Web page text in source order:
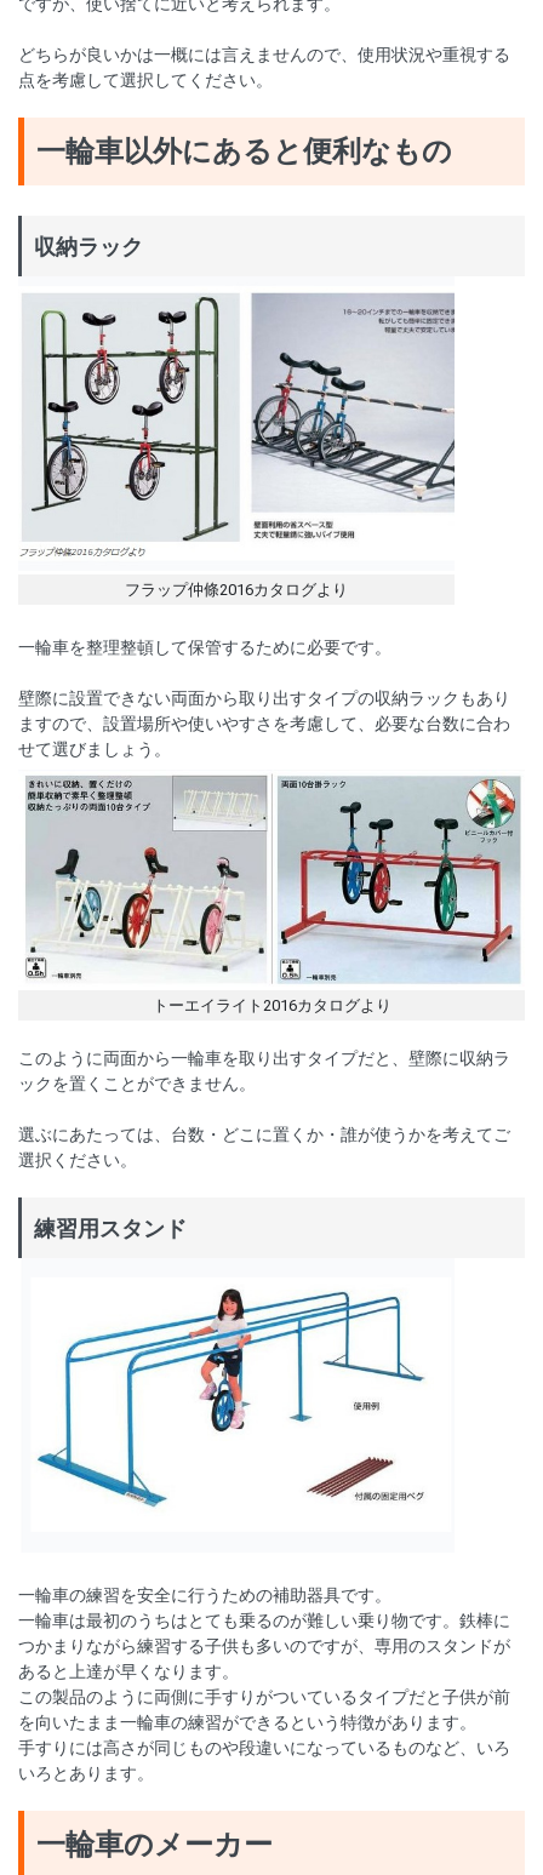
どちらが良いかは一概には言えませんので、使用状況や重視する
点を考慮して選択してください。
一輪車以外にあると便利なもの
収納ラック
フラップ仲條2016カタログより
一輪車を整理整頓して保管するために必要です。
壁際に設置できない両面から取り出すタイプの収納ラックもあり
ますので、設置場所や使いやすさを考慮して、必要な台数に合わ
せて選びましょう。
トーエイライト2016カタログより
このように両面から一輪車を取り出すタイプだと、壁際に収納ラ
ックを置くことができません。
選ぶにあたっては、台数・どこに置くか・誰が使うかを考えてご
選択ください。
練習用スタンド
一輪車の練習を安全に行うための補助器具です。
一輪車は最初のうちはとても乗るのが難しい乗り物です。鉄棒に
つかまりながら練習する子供も多いのですが、専用のスタンドが
あると上達が早くなります。
この製品のように両側に手すりがついているタイプだと子供が前
を向いたまま一輪車の練習ができるという特徴があります。
手すりには高さが同じものや段違いになっているものなど、いろ
いろとあります。
一輪車のメーカー